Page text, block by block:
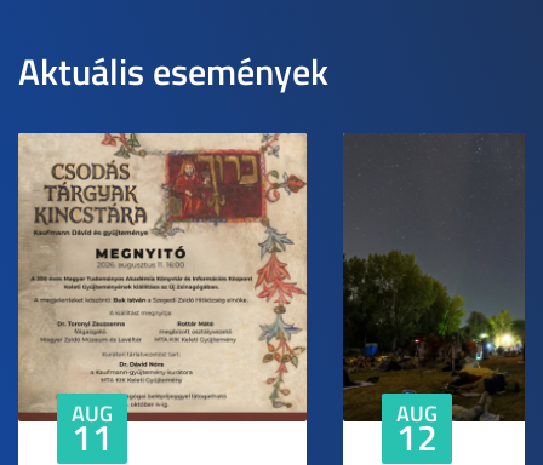
Aktuális események
AUG
11 AUG
12